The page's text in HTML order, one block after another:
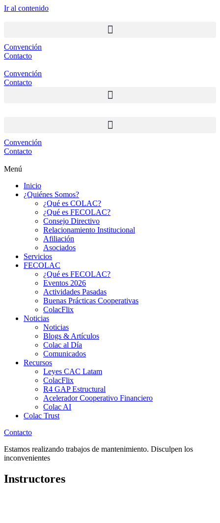
Ir al contenido
Convención
Contacto
Convención
Contacto
Convención
Contacto
Menú
Inicio
¿Quiénes Somos?
¿Qué es COLAC?
¿Qué es FECOLAC?
Consejo Directivo
Relacionamiento Institucional
Afiliación
Asociados
Servicios
FECOLAC
¿Qué es FECOLAC?
Eventos 2026
Actividades Pasadas
Buenas Prácticas Cooperativas
ColacFlix
Noticias
Noticias
Blogs & Artículos
Colac al Día
Comunicados
Recursos
Leyes CAC Latam
ColacFlix
R4 GAP Estructural
Acelerador Cooperativo Financiero
Colac AI
Colac Trust
Contacto
Estamos realizando trabajos de mantenimiento. Disculpen los
inconvenientes
Instructores